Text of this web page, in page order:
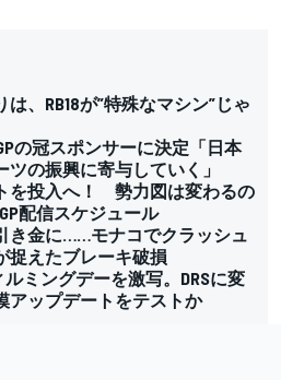
、RB18が”特殊なマシン”じゃ
の冠スポンサーに決定「日本
の振興に寄与していく」
を投入へ！ 勢力図は変わるの
配信スケジュール
き金に……モナコでクラッシュ
捉えたブレーキ破損
ミングデーを激写。DRSに変
ップデートをテストか